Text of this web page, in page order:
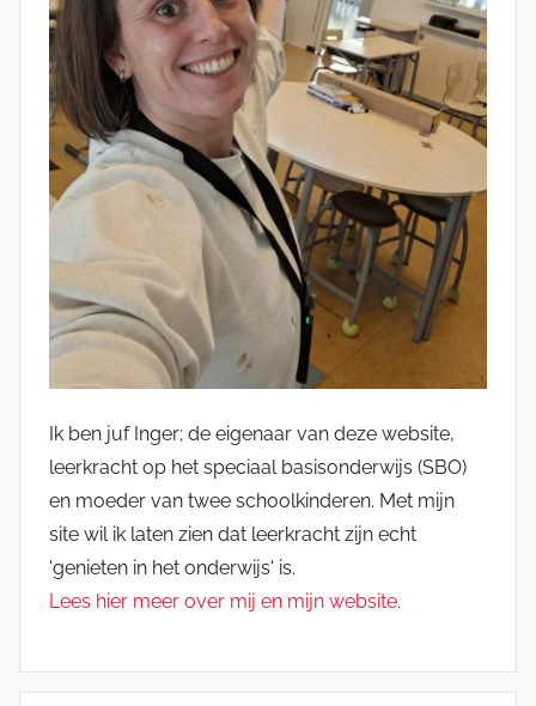
Ik ben juf Inger; de eigenaar van deze website,
leerkracht op het speciaal basisonderwijs (SBO)
en moeder van twee schoolkinderen. Met mijn
site wil ik laten zien dat leerkracht zijn echt
'genieten in het onderwijs' is.
Lees hier meer over mij en mijn website.